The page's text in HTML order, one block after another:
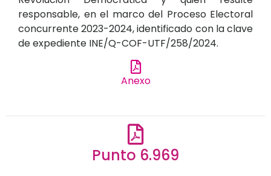
responsable, en el marco del Proceso Electoral
concurrente 2023-2024, identificado con la clave
de expediente INE/Q-COF-UTF/258/2024.
Anexo
Punto 6.969